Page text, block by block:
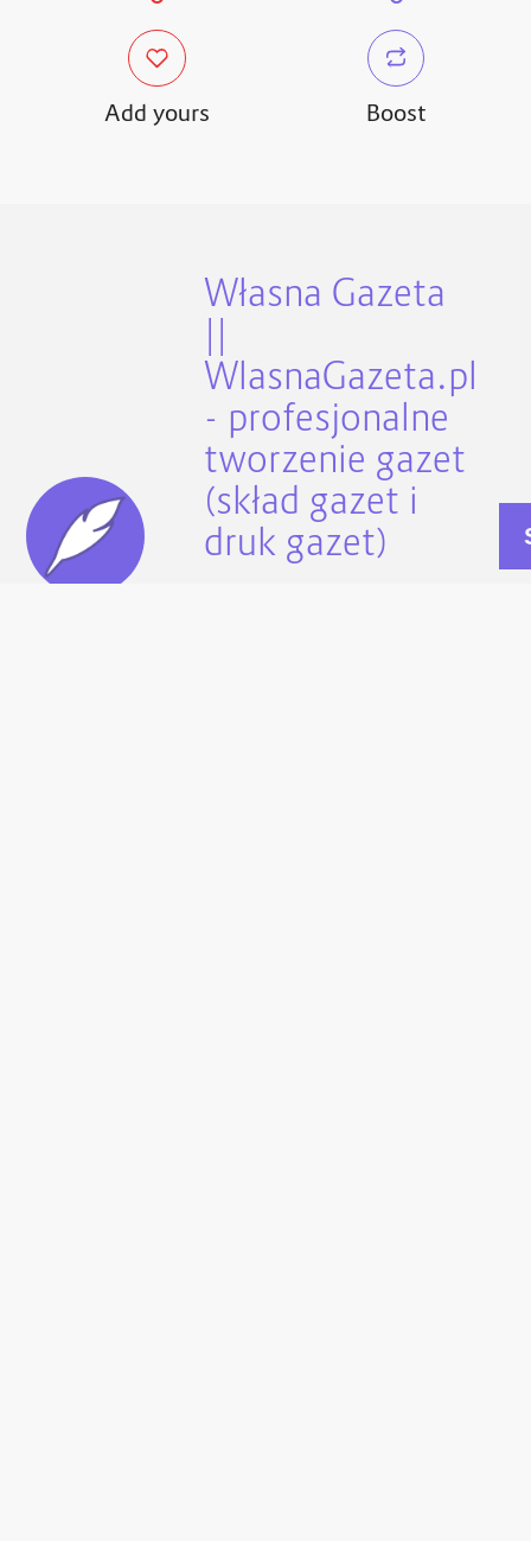
Add yours Boost
Własna Gazeta
WlasnaGazeta.pl
- profesjonalne
tworzenie gazet
(skład gazet i
druk gazet)